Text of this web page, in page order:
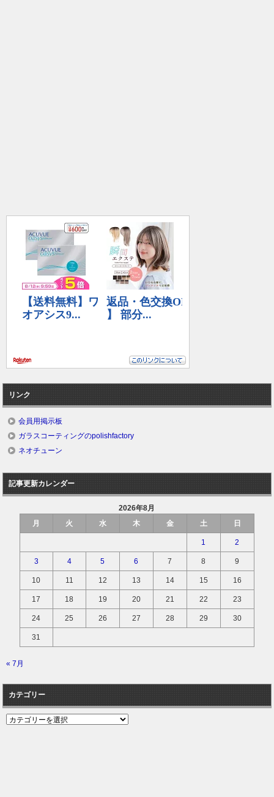
リンク
会員用掲示板
ガラスコーティングのpolishfactory
ネオチューン
記事更新カレンダー
2026年8月
月
火 水 木 金 土 日
1 2
3 4 5 6 7 8 9
10 11 12 13 14 15 16
17 18 19 20 21 22 23
24 25 26 27 28 29 30
31
« 7月
カテゴリー
カ